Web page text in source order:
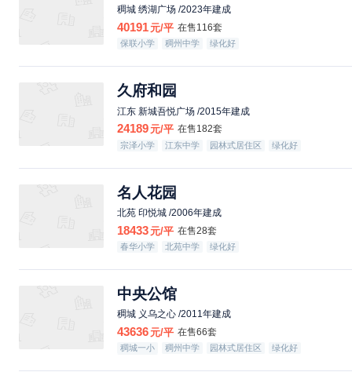
稠城 绣湖广场 /2023年建成
40191元/平 在售116套
保联小学 稠州中学 绿化好
久府和园
江东 新城吾悦广场 /2015年建成
24189元/平 在售182套
宗泽小学 江东中学 园林式居住区 绿化好
名人花园
北苑 印悦城 /2006年建成
18433元/平 在售28套
春华小学 北苑中学 绿化好
中央公馆
稠城 义乌之心 /2011年建成
43636元/平 在售66套
稠城一小 稠州中学 园林式居住区
绿化好